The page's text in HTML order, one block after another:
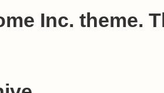
Inc. theme.